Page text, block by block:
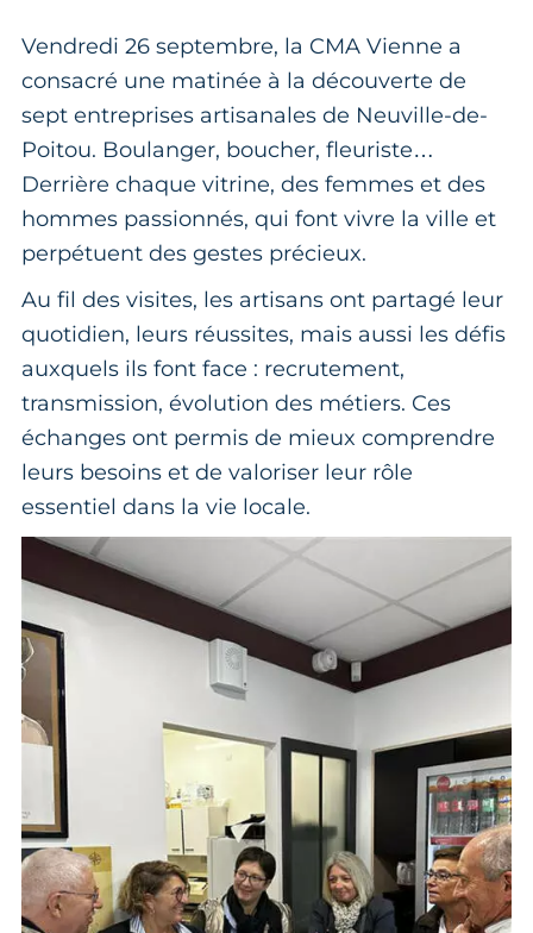
Vendredi 26 septembre, la CMA Vienne a
consacré une matinée à la découverte de
sept entreprises artisanales de Neuville-de-
Poitou. Boulanger, boucher, fleuriste…
Derrière chaque vitrine, des femmes et des
hommes passionnés, qui font vivre la ville et
perpétuent des gestes précieux.
Au fil des visites, les artisans ont partagé leur
quotidien, leurs réussites, mais aussi les défis
auxquels ils font face : recrutement,
transmission, évolution des métiers. Ces
échanges ont permis de mieux comprendre
leurs besoins et de valoriser leur rôle
essentiel dans la vie locale.